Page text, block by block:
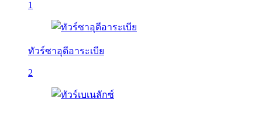
1
ทัวร์ซาอุดีอาระเบีย
2